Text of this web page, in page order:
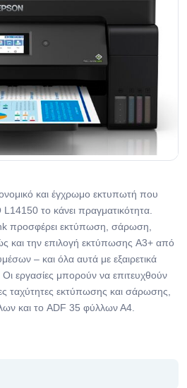
και έγχρωμο εκτυπωτή που
το κάνει πραγματικότητα.
προσφέρει εκτύπωση, σάρωση,
και την επιλογή εκτύπωσης A3+ από
– και όλα αυτά με εξαιρετικά
εργασίες μπορούν να επιτευχθούν
ταχύτητες εκτύπωσης και σάρωσης,
και το ADF 35 φύλλων Α4.